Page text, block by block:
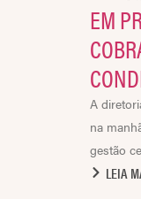
EM
A
na
gestão
LEIA